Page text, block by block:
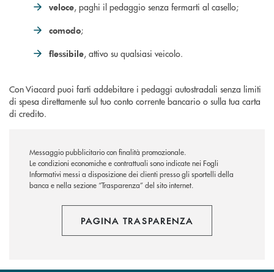
veloce, paghi il pedaggio senza fermarti al casello;
comodo;
flessibile, attivo su qualsiasi veicolo.
Con Viacard puoi farti addebitare i pedaggi autostradali senza limiti
di spesa direttamente sul tuo conto corrente bancario o sulla tua carta
di credito.
Messaggio pubblicitario con finalità promozionale.
Le condizioni economiche e contrattuali sono indicate nei Fogli
Informativi messi a disposizione dei clienti presso gli sportelli della
banca e nella sezione “Trasparenza” del sito internet.
PAGINA TRASPARENZA